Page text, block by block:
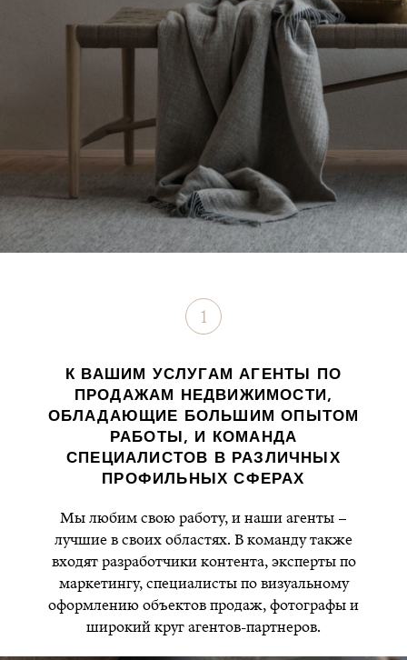
1
К ВАШИМ УСЛУГАМ АГЕНТЫ ПО
ПРОДАЖАМ НЕДВИЖИМОСТИ,
ОБЛАДАЮЩИЕ БОЛЬШИМ ОПЫТОМ
РАБОТЫ, И КОМАНДА
СПЕЦИАЛИСТОВ В РАЗЛИЧНЫХ
ПРОФИЛЬНЫХ СФЕРАХ
Мы любим свою работу, и наши агенты –
лучшие в своих областях. В команду также
входят разработчики контента, эксперты по
маркетингу, специалисты по визуальному
оформлению объектов продаж, фотографы и
широкий круг агентов-партнеров.